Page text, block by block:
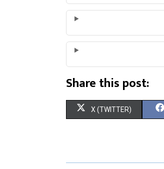
Share this post:
S
R
X (TWITTER)